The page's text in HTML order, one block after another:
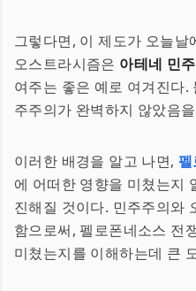
그렇다면, 이 제도가 오늘
오스트라시즘은 아테네 민
여주는 좋은 예로 여겨진다.
주주의가 완벽하지 않았음
이러한 배경을 알고 나면, 펠
에 어떠한 영향을 미쳤는지
진해질 것이다. 민주주의와
함으로써, 펠로폰네소스 전
미쳤는지를 이해하는데 큰